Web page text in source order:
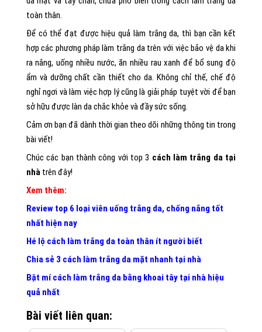
toàn thân.
Để có thể đạt được hiệu quả làm trắng da, thì bạn cần kết
hợp các phương pháp làm trắng da trên với việc bảo vệ da khi
ra nắng, uống nhiều nước, ăn nhiều rau xanh để bổ sung độ
ẩm và dưỡng chất cần thiết cho da. Không chỉ thế, chế độ
nghỉ ngơi và làm việc hợp lý cũng là giải pháp tuyệt vời để bạn
sở hữu được làn da chắc khỏe và đầy sức sống.
Cảm ơn bạn đã dành thời gian theo dõi những thông tin trong
bài viết!
Chúc các bạn thành công với top 3 cách làm trắng da tại
nhàtrên đây!
Xem thêm:
Review top 6 loại viên uống trắng da, chống nắng tốt
nhất hiện nay
Hé lộ cách làm trắng da toàn thân ít người biết
Chia sẻ 3 cách làm trắng da mặt nhanh tại nhà
Bật mí cách làm trắng da bằng khoai tây tại nhà hiệu
quả nhất
Bài viết liên quan: